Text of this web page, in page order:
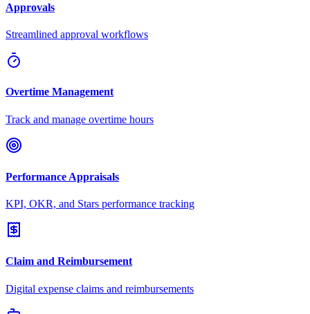
Approvals
Streamlined approval workflows
Overtime Management
Track and manage overtime hours
Performance Appraisals
KPI, OKR, and Stars performance tracking
Claim and Reimbursement
Digital expense claims and reimbursements